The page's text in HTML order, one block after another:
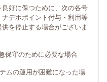
好に保つために、次の各号
デポポイント付与・利用等
を停止する場合がございま
保守のために必要な場合
ムの運用が困難になった場